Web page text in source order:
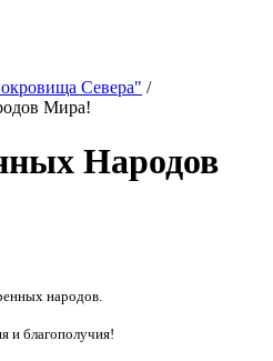
Севера" /
Мира!
Народов
народов.
и благополучия!